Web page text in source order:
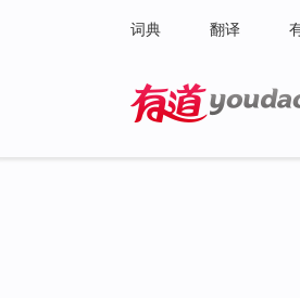
词典 翻译